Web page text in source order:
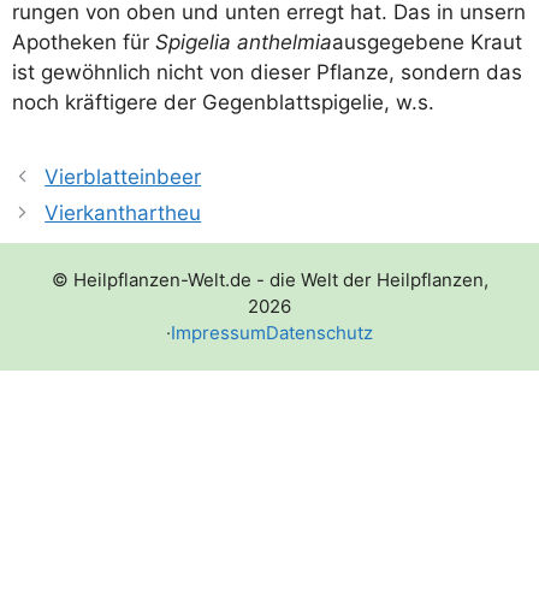
run­gen von oben und unten erregt hat. Das in unsern
Apo­the­ken für Spi­ge­lia ant­hel­miaaus­ge­ge­be­ne Kraut
ist gewöhn­lich nicht von die­ser Pflan­ze, son­dern das
noch kräf­ti­ge­re der Gegen­blatt­spi­ge­lie, w.s.
Vierblatteinbeer
Vierkanthartheu
© Heilpflanzen-Welt.de - die Welt der Heilpflanzen,
2026
·ImpressumDatenschutz